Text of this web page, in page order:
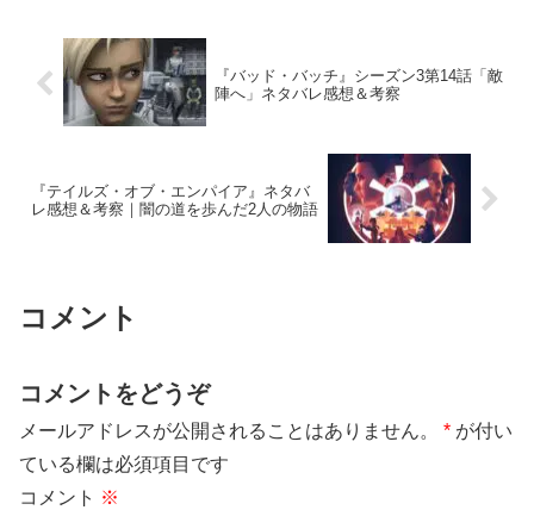
『バッド・バッチ』シーズン3第14話「敵
陣へ」ネタバレ感想＆考察
『テイルズ・オブ・エンパイア』ネタバ
レ感想＆考察｜闇の道を歩んだ2人の物語
コメント
コメントをどうぞ
メールアドレスが公開されることはありません。 * が付い
ている欄は必須項目です
コメント ※